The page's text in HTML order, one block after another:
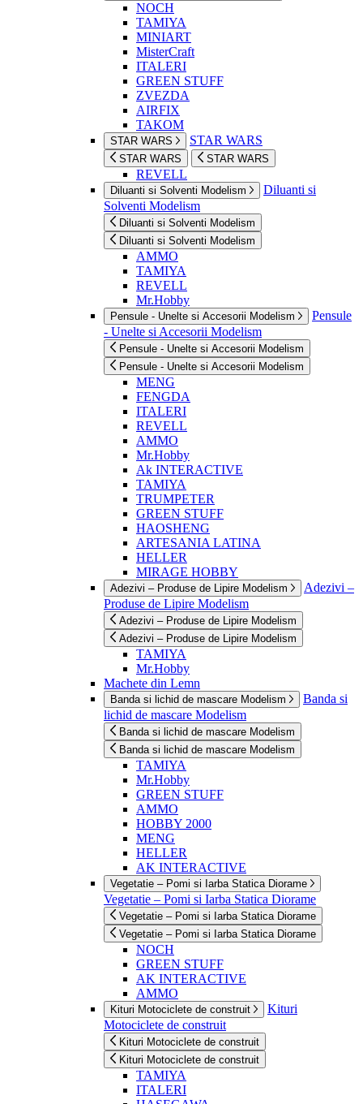
NOCH
TAMIYA
MINIART
MisterCraft
ITALERI
GREEN STUFF
ZVEZDA
AIRFIX
TAKOM
STAR WARS STAR WARS
STAR WARS STAR WARS
REVELL
Diluanti si Solventi Modelism
Diluanti si
Solventi Modelism
Diluanti si Solventi Modelism
Diluanti si Solventi Modelism
AMMO
TAMIYA
REVELL
Mr.Hobby
Pensule - Unelte si Accesorii Modelism
Pensule
- Unelte si Accesorii Modelism
Pensule - Unelte si Accesorii Modelism
Pensule - Unelte si Accesorii Modelism
MENG
FENGDA
ITALERI
REVELL
AMMO
Mr.Hobby
Ak INTERACTIVE
TAMIYA
TRUMPETER
GREEN STUFF
HAOSHENG
ARTESANIA LATINA
HELLER
MIRAGE HOBBY
Adezivi – Produse de Lipire Modelism
Adezivi –
Produse de Lipire Modelism
Adezivi – Produse de Lipire Modelism
Adezivi – Produse de Lipire Modelism
TAMIYA
Mr.Hobby
Machete din Lemn
Banda si lichid de mascare Modelism
Banda si
lichid de mascare Modelism
Banda si lichid de mascare Modelism
Banda si lichid de mascare Modelism
TAMIYA
Mr.Hobby
GREEN STUFF
AMMO
HOBBY 2000
MENG
HELLER
AK INTERACTIVE
Vegetatie – Pomi si Iarba Statica Diorame
Vegetatie – Pomi si Iarba Statica Diorame
Vegetatie – Pomi si Iarba Statica Diorame
Vegetatie – Pomi si Iarba Statica Diorame
NOCH
GREEN STUFF
AK INTERACTIVE
AMMO
Kituri Motociclete de construit
Kituri
Motociclete de construit
Kituri Motociclete de construit
Kituri Motociclete de construit
TAMIYA
ITALERI